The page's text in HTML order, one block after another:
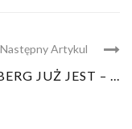
Następny Artykul
JUŻ JEST – ...